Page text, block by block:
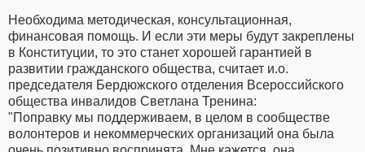
Необходима методическая, консультационная,
финансовая помощь. И если эти меры будут закреплены
в Конституции, то это станет хорошей гарантией в
развитии гражданского общества, считает и.о.
председателя Бердюжского отделения Всероссийского
общества инвалидов Светлана Тренина:
"Поправку мы поддерживаем, в целом в сообществе
волонтеров и некоммерческих организаций она была